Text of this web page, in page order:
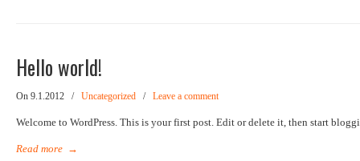
Hello world!
On 9.1.2012 / Uncategorized / Leave a comment
Welcome to WordPress. This is your first post. Edit or delete it, then start
Read more →